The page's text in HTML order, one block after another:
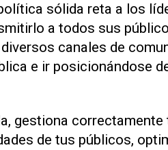
sólida reta a los
a todos sus
canales de
e ir posicionándose
gestiona correctamente
de tus públicos,